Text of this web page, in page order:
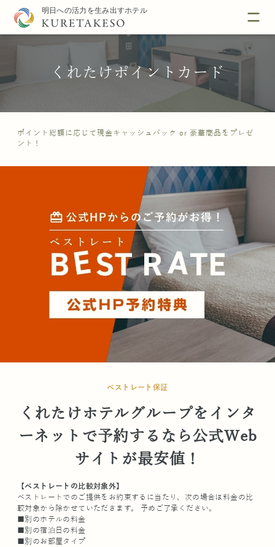
くれたけポイントカード
ポイント総額に応じて現金キャッシュバック or 豪華商品をプレゼ
ント！
ベストレート保証
くれたけホテルグループをインタ
ーネットで予約するなら公式Web
サイトが最安値！
【ベストレートの比較対象外】
ベストレートでのご提供をお約束するに当たり、次の場合は料金の比
較対象から除かせていただきます。 予めご了承ください。
■別のホテルの料金
■別の宿泊日の料金
■別のお部屋タイプ